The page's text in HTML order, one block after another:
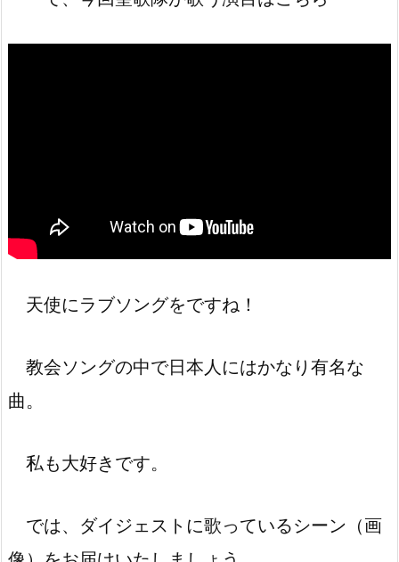
天使にラブソングをですね！
教会ソングの中で日本人にはかなり有名な
曲。
私も大好きです。
では、ダイジェストに歌っているシーン（画